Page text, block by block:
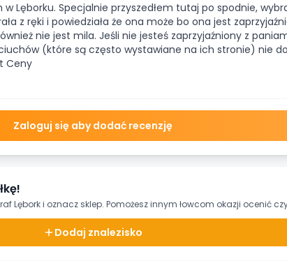
Lęborku. Specjalnie przyszedłem tutaj po spodnie,
z ręki i powiedziała że ona może bo ona jest
nie jest mila. Jeśli nie jesteś zaprzyjaźniony z
(które są często wystawiane na ich stronie) nie
Ceny
Zaloguj się aby dodać recenzję
Lęborki oznacz sklep. Pomożesz innym łowcom okazji ocenić
Dodaj znalezisko